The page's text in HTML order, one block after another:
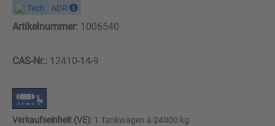
Tech ADR
Artikelnummer: 1006540
CAS-Nr.: 12410-14-9
Verkaufseinheit (VE): 1 Tankwagen à 24000 kg